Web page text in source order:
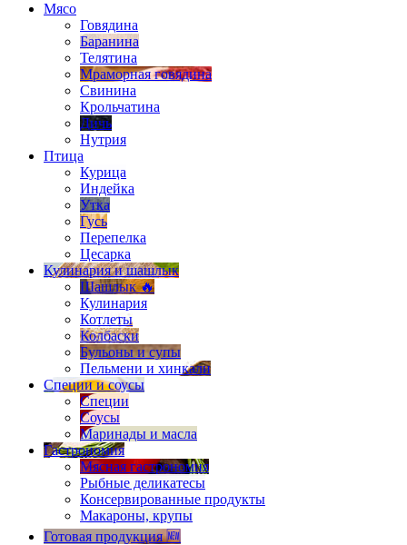
Мясо
Говядина
Баранина
Телятина
Мраморная говядина
Свинина
Крольчатина
Дичь
Нутрия
Птица
Курица
Индейка
Утка
Гусь
Перепелка
Цесарка
Кулинария и шашлык
Шашлык 🔥
Кулинария
Котлеты
Колбаски
Бульоны и супы
Пельмени и хинкали
Специи и соусы
Специи
Соусы
Маринады и масла
Гастрономия
Мясная гастрономия
Рыбные деликатесы
Консервированные продукты
Макароны, крупы
Готовая продукция 🆕